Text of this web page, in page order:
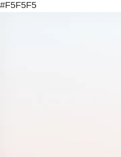
#F5F5F5